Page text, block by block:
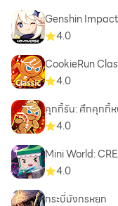
Genshin Impact
4.0
CookieRun
4.0
คุกกี้รัน: ศึกคุกกี้ห
4.0
Mini World:
4.0
กระบี่มังกรหยก